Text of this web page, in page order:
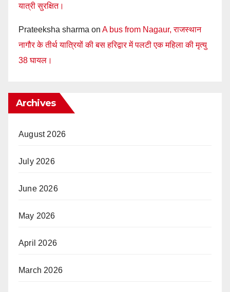
यात्री सुरक्षित।
Prateeksha sharma on A bus from Nagaur, राजस्थान
नागौर के तीर्थ यात्रियों की बस हरिद्वार में पलटी एक महिला की मृत्यु
38 घायल।
Archives
August 2026
July 2026
June 2026
May 2026
April 2026
March 2026